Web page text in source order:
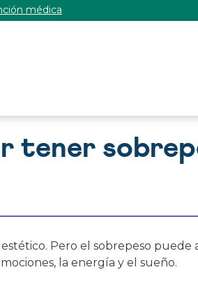
médica
tener
Pero el sobrepeso puede
la energía y el sueño.